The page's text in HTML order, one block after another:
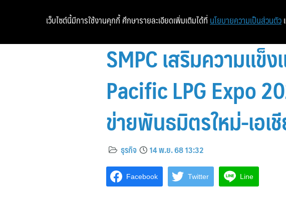
SMPC เสริมความแข็
Pacific LPG Expo
ข่ายพันธมิตรใหม่-เอเ
ธุรกิจ 14 พ.ย. 68 13:32
Facebook Twitter Line
เว็บไซต์นี้มีการใช้งานคุกกี้ ศึกษารายละเอียดเพิ่มเติมได้ที่ นโยบายความเป็นส่วนตัว